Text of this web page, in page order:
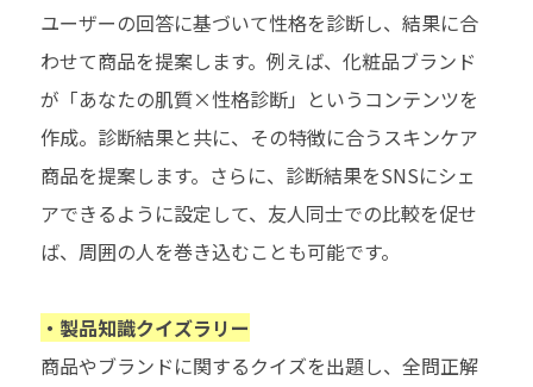
ユーザーの回答に基づいて性格を診断し、結果に合
わせて商品を提案します。例えば、化粧品ブランド
が「あなたの肌質×性格診断」というコンテンツを
作成。診断結果と共に、その特徴に合うスキンケア
商品を提案します。さらに、診断結果をSNSにシェ
アできるように設定して、友人同士での比較を促せ
ば、周囲の人を巻き込むことも可能です。
・製品知識クイズラリー
商品やブランドに関するクイズを出題し、全問正解